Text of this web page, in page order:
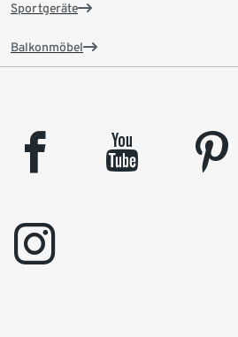
Sportgeräte
Balkonmöbel
facebook youtube pinterest
instagram